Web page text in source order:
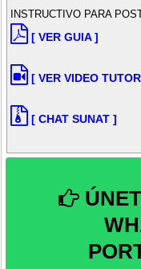
INSTRUCTIVO PARA
[ VER GUIA ]
[ VER VIDEO
[ CHAT SUNAT ]